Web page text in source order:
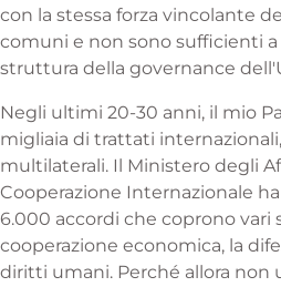
con la stessa forza vincolante
comuni e non sono sufficienti a
struttura della governance
Negli ultimi 20-30 anni, il mio
migliaia di trattati
multilaterali. Il Ministero degli
Cooperazione Internazionale
6.000 accordi che coprono vari
cooperazione economica, la
diritti umani. Perché allora non